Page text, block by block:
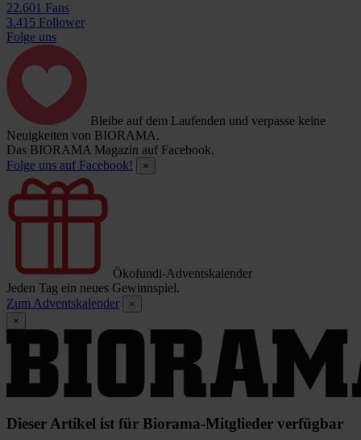
22.601 Fans
3.415 Follower
Folge uns
Bleibe auf dem Laufenden und verpasse keine
Neuigkeiten von BIORAMA.
Das BIORAMA Magazin auf Facebook.
Folge uns auf Facebook!
×
Ökofundi-Adventskalender
Jeden Tag ein neues Gewinnspiel.
Zum Adventskalender
×
×
Dieser Artikel ist für Biorama-Mitglieder verfügbar